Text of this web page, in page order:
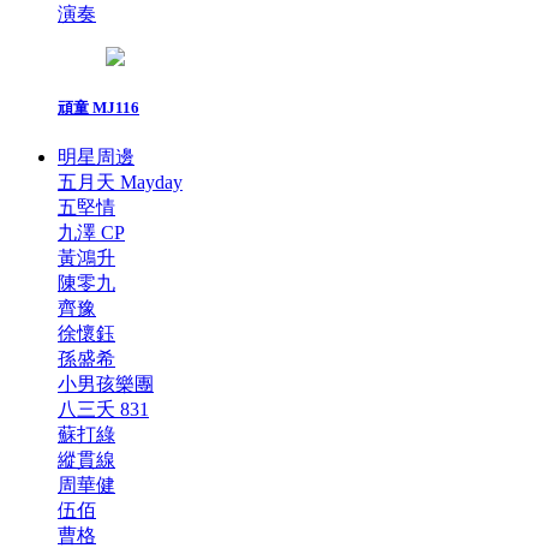
演奏
頑童 MJ116
明星周邊
五月天 Mayday
五堅情
九澤 CP
黃鴻升
陳零九
齊豫
徐懷鈺
孫盛希
小男孩樂團
八三夭 831
蘇打綠
縱貫線
周華健
伍佰
曹格